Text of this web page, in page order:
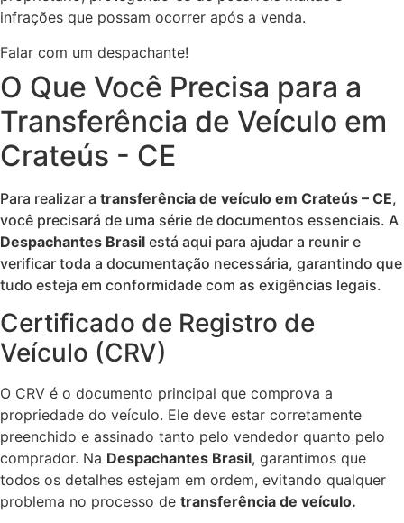
infrações que possam ocorrer após a venda.
Falar com um despachante!
O Que Você Precisa para a
Transferência de Veículo em
Crateús - CE
Para realizar a transferência de veículo em Crateús – CE,
você precisará de uma série de documentos essenciais. A
Despachantes Brasil está aqui para ajudar a reunir e
verificar toda a documentação necessária, garantindo que
tudo esteja em conformidade com as exigências legais.
Certificado de Registro de
Veículo (CRV)
O CRV é o documento principal que comprova a
propriedade do veículo. Ele deve estar corretamente
preenchido e assinado tanto pelo vendedor quanto pelo
comprador. Na Despachantes Brasil, garantimos que
todos os detalhes estejam em ordem, evitando qualquer
problema no processo de transferência de veículo.